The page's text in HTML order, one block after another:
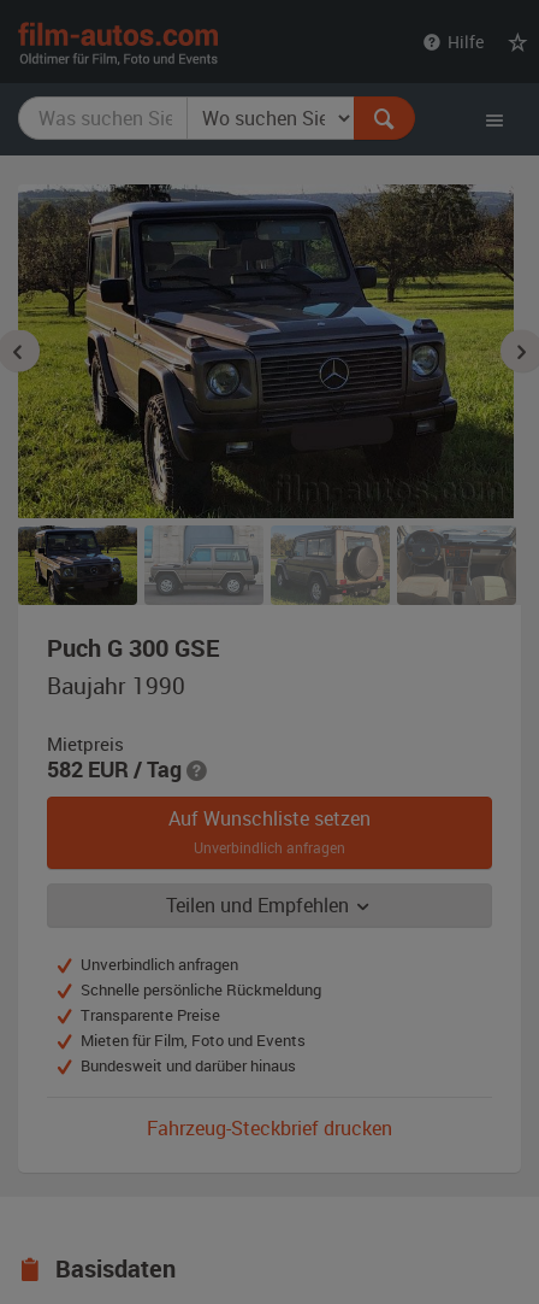
Hilfe
Puch G 300 GSE,
Baujahr 1990
Mietpreis
582 EUR / Tag
Auf Wunschliste setzen
Unverbindlich anfragen
Teilen und Empfehlen
Unverbindlich anfragen
Schnelle persönliche Rückmeldung
Transparente Preise
Mieten für Film, Foto und Events
Bundesweit und darüber hinaus
Fahrzeug-Steckbrief drucken
Basisdaten